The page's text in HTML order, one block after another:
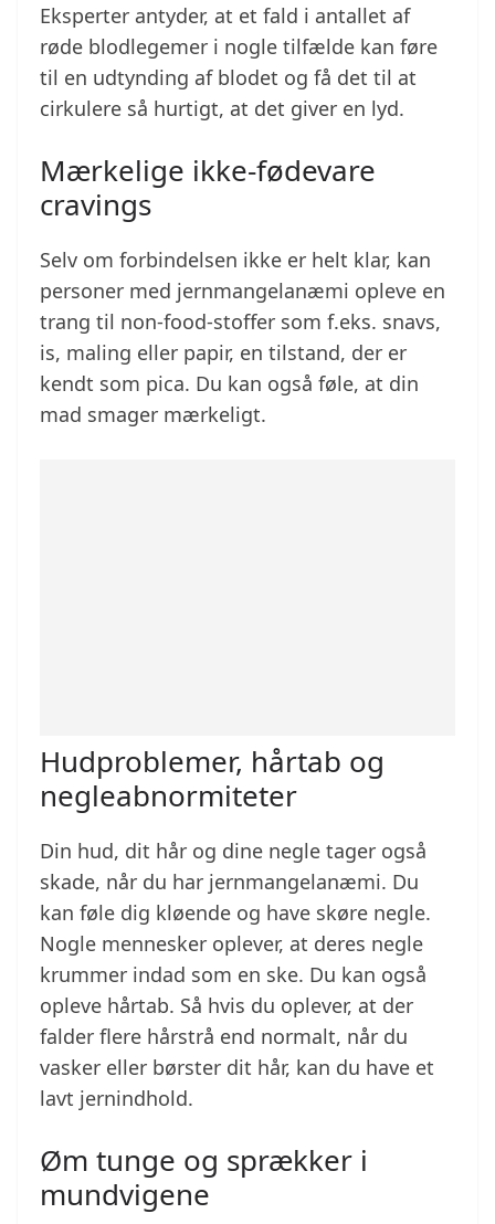
Eksperter antyder, at et fald i antallet af
røde blodlegemer i nogle tilfælde kan føre
til en udtynding af blodet og få det til at
cirkulere så hurtigt, at det giver en lyd.
Mærkelige ikke-fødevare
cravings
Selv om forbindelsen ikke er helt klar, kan
personer med jernmangelanæmi opleve en
trang til non-food-stoffer som f.eks. snavs,
is, maling eller papir, en tilstand, der er
kendt som pica. Du kan også føle, at din
mad smager mærkeligt.
Hudproblemer, hårtab og
negleabnormiteter
Din hud, dit hår og dine negle tager også
skade, når du har jernmangelanæmi. Du
kan føle dig kløende og have skøre negle.
Nogle mennesker oplever, at deres negle
krummer indad som en ske. Du kan også
opleve hårtab. Så hvis du oplever, at der
falder flere hårstrå end normalt, når du
vasker eller børster dit hår, kan du have et
lavt jernindhold.
Øm tunge og sprækker i
mundvigene